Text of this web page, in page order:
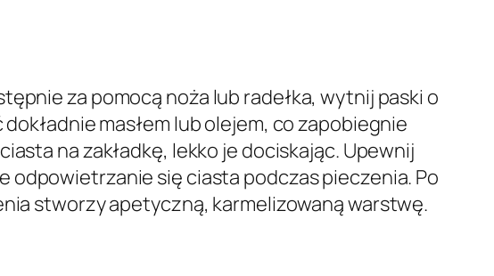
za pomocą noża lub radełka, wytnij paski o
masłem lub olejem, co zapobiegnie
na zakładkę, lekko je dociskając. Upewnij
odpowietrzanie się ciasta podczas pieczenia. Po
stworzy apetyczną, karmelizowaną warstwę.